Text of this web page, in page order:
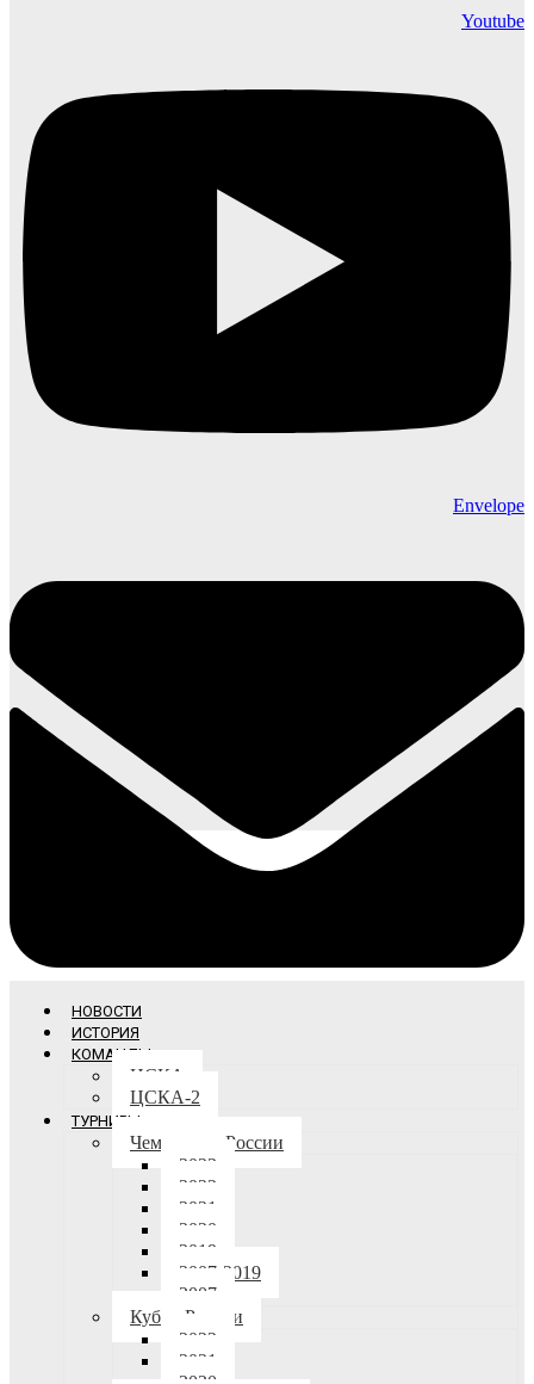
Youtube
Envelope
НОВОСТИ
ИСТОРИЯ
КОМАНДЫ
ЦСКА
ЦСКА-2
ТУРНИРЫ
Чемпионат России
2023
2022
2021
2020
2019
2007-2019
2007
Кубок России
2022
2021